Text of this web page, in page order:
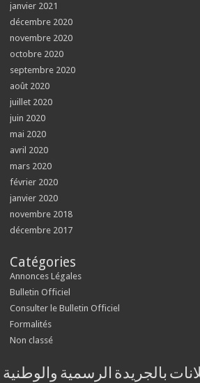
janvier 2021
décembre 2020
novembre 2020
octobre 2020
septembre 2020
août 2020
juillet 2020
juin 2020
mai 2020
avril 2020
mars 2020
février 2020
janvier 2020
novembre 2018
décembre 2017
Catégories
Annonces Légales
Bulletin Officiel
Consulter le Bulletin Officiel
Formalités
Non classé
بالجريدة الرسمية والوطنية